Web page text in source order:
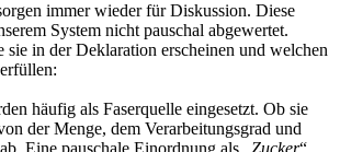
immer wieder für Diskussion. Diese
System nicht pauschal abgewertet.
sie in der Deklaration erscheinen und welchen
häufig als Faserquelle eingesetzt. Ob sie
der Menge, dem Verarbeitungsgrad und